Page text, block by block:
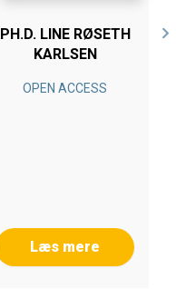
PH.D. LINE RØSETH
KARLSEN
OPEN ACCESS
Læs mere